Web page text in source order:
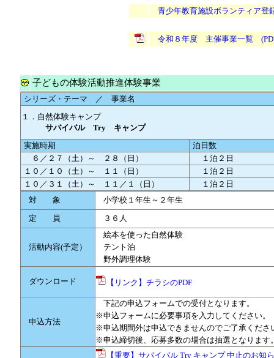
青少年教育施設ボランティア登
令和８年度 主催事業一覧
子どもの体験活動推進体験事業
シリーズ・テーマ ／ 事業名
１．自然体験キャンプ
サバイバル Try キャンプ
実施時期
泊日数
６／２７（土）～ ２８（日）
１泊２日
１０／１０（土）～ １１（日）
１泊２日
１０／３１（土）～ １１／１（日）
１泊２日
対 象
小学校１年生～２年生
定 員
３６人
活動内容(予定）
絵本を使った自然体験
テント泊
野外調理体験
ダウンロード 【リンク】チラシのPDF
申込方法
下記の申込フォームでの受付となります。
※申込フォームに必要事項を入力してください。
※申込期間外は申込できませんのでご了承くださ
※申込締切後、応募多数の場合は抽選となります
【重要】サバイバル Try キャンプ 中止のお知